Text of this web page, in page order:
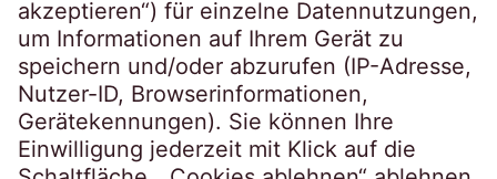
Folgen Sie uns auf